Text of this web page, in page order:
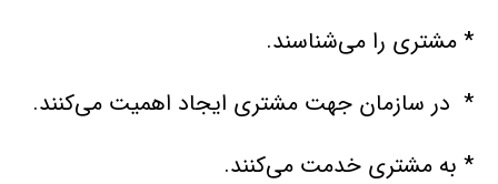
* مشتری را می‌شناسند.
* در سازمان جهت مشتری ایجاد اهمیت می‌کنند.
* به مشتری خدمت می‌کنند.